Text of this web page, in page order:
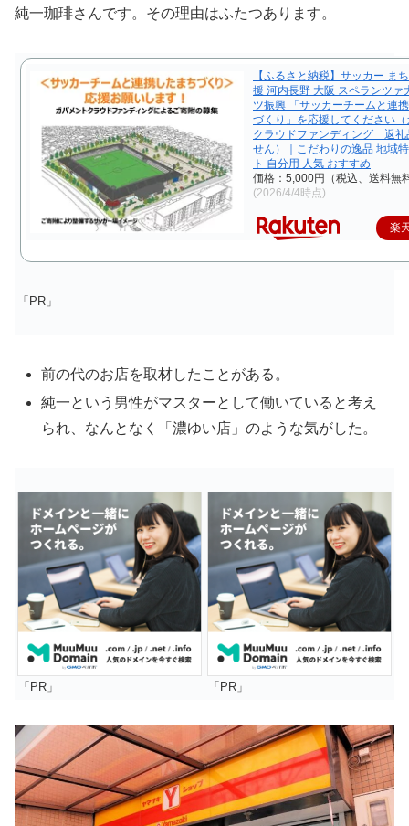
純一珈琲さんです。その理由はふたつあります。
【ふるさと納税】サッカー ま
援 河内長野 大阪 スペランツァ
ツ振興 「サッカーチームと連
づくり」を応援してください
クラウドファンディング 返礼
せん）｜こだわりの逸品 地域
ト 自分用 人気 おすすめ
価格：5,000円（税込、送料無
(2026/4/4時点)
楽
「PR」
前の代のお店を取材したことがある。
純一という男性がマスターとして働いていると考え
られ、なんとなく「濃ゆい店」のような気がした。
「PR」 「PR」